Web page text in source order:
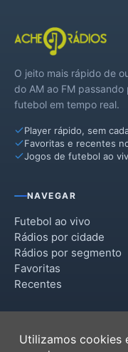
O jeito mais rápido de
do AM ao FM
futebol em tempo real.
Player rápido, sem
Favoritas e recentes
Jogos de futebol ao
NAVEGAR
Futebol ao vivo
Rádios por cidade
Rádios por segmento
Favoritas
Recentes
Utilizamos cookies